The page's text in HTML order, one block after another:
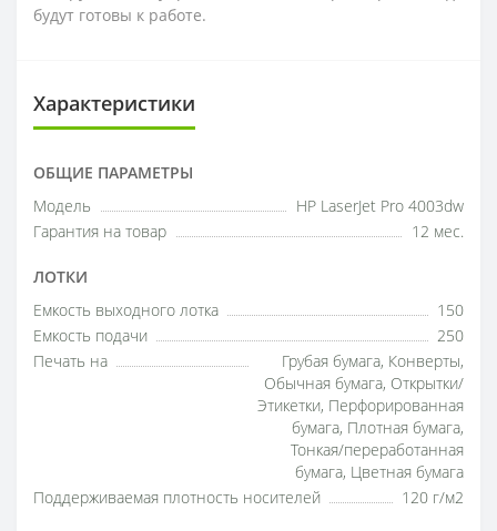
будут готовы к работе.
Характеристики
ОБЩИЕ ПАРАМЕТРЫ
Модель
HP LaserJet Pro 4003dw
Гарантия на товар
12 мес.
ЛОТКИ
Емкость выходного лотка
150
Емкость подачи
250
Печать на
Грубая бумага, Конверты,
Обычная бумага, Открытки/
Этикетки, Перфорированная
бумага, Плотная бумага,
Тонкая/переработанная
бумага, Цветная бумага
Поддерживаемая плотность носителей
120 г/м2